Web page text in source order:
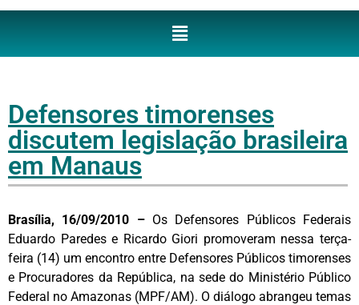
Defensores timorenses
discutem legislação brasileira
em Manaus
Brasília, 16/09/2010 –Os Defensores Públicos Federais
Eduardo Paredes e Ricardo Giori promoveram nessa terça-
feira (14) um encontro entre Defensores Públicos timorenses
e Procuradores da República, na sede do Ministério Público
Federal no Amazonas (MPF/AM). O diálogo abrangeu temas